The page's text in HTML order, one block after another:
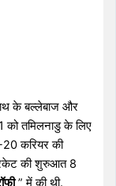
के बल्लेबाज और
को तमिलनाडु के लिए
करियर की
की शुरुआत 8
” में की थी.